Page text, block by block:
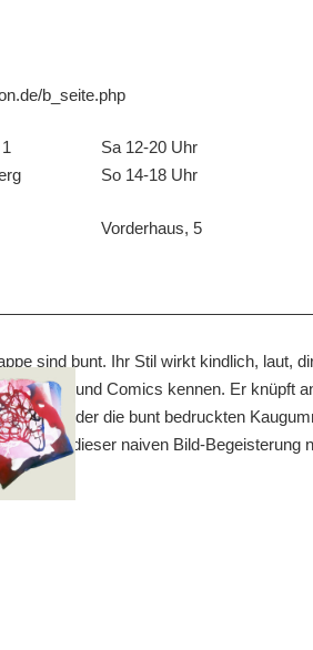
b_seite.php
Sa 12-20 Uhr
So 14-18 Uhr
Vorderhaus, 5
sind bunt. Ihr Stil wirkt kindlich, laut,
Design und Comics kennen. Er knüpft
Schulkinder die bunt bedruckten
spüren dieser naiven Bild-Begeisterung